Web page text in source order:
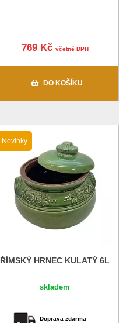
769 Kč včetně DPH
DO KOŠÍKU
Novinky
ŘÍMSKÝ HRNEC KULATÝ 6L
skladem
Doprava zdarma